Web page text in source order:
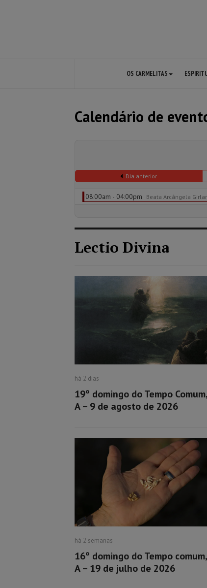
OS CARMELITAS
Calendário de
Dia anterior
08:00am - 04:00pm Beata Arcângela
Lectio Divina
há 2 dias
19º domingo do Tempo
A – 9 de agosto de 2026
há 2 semanas
16º domingo do Tempo
A – 19 de julho de 2026